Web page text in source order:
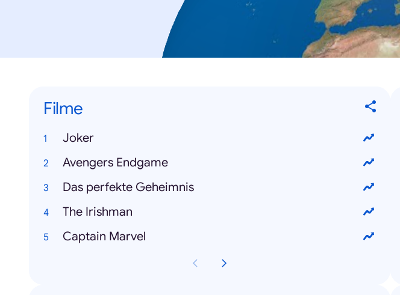
Filme
Joker
Avengers Endgame
Das perfekte Geheimnis
The Irishman
Captain Marvel